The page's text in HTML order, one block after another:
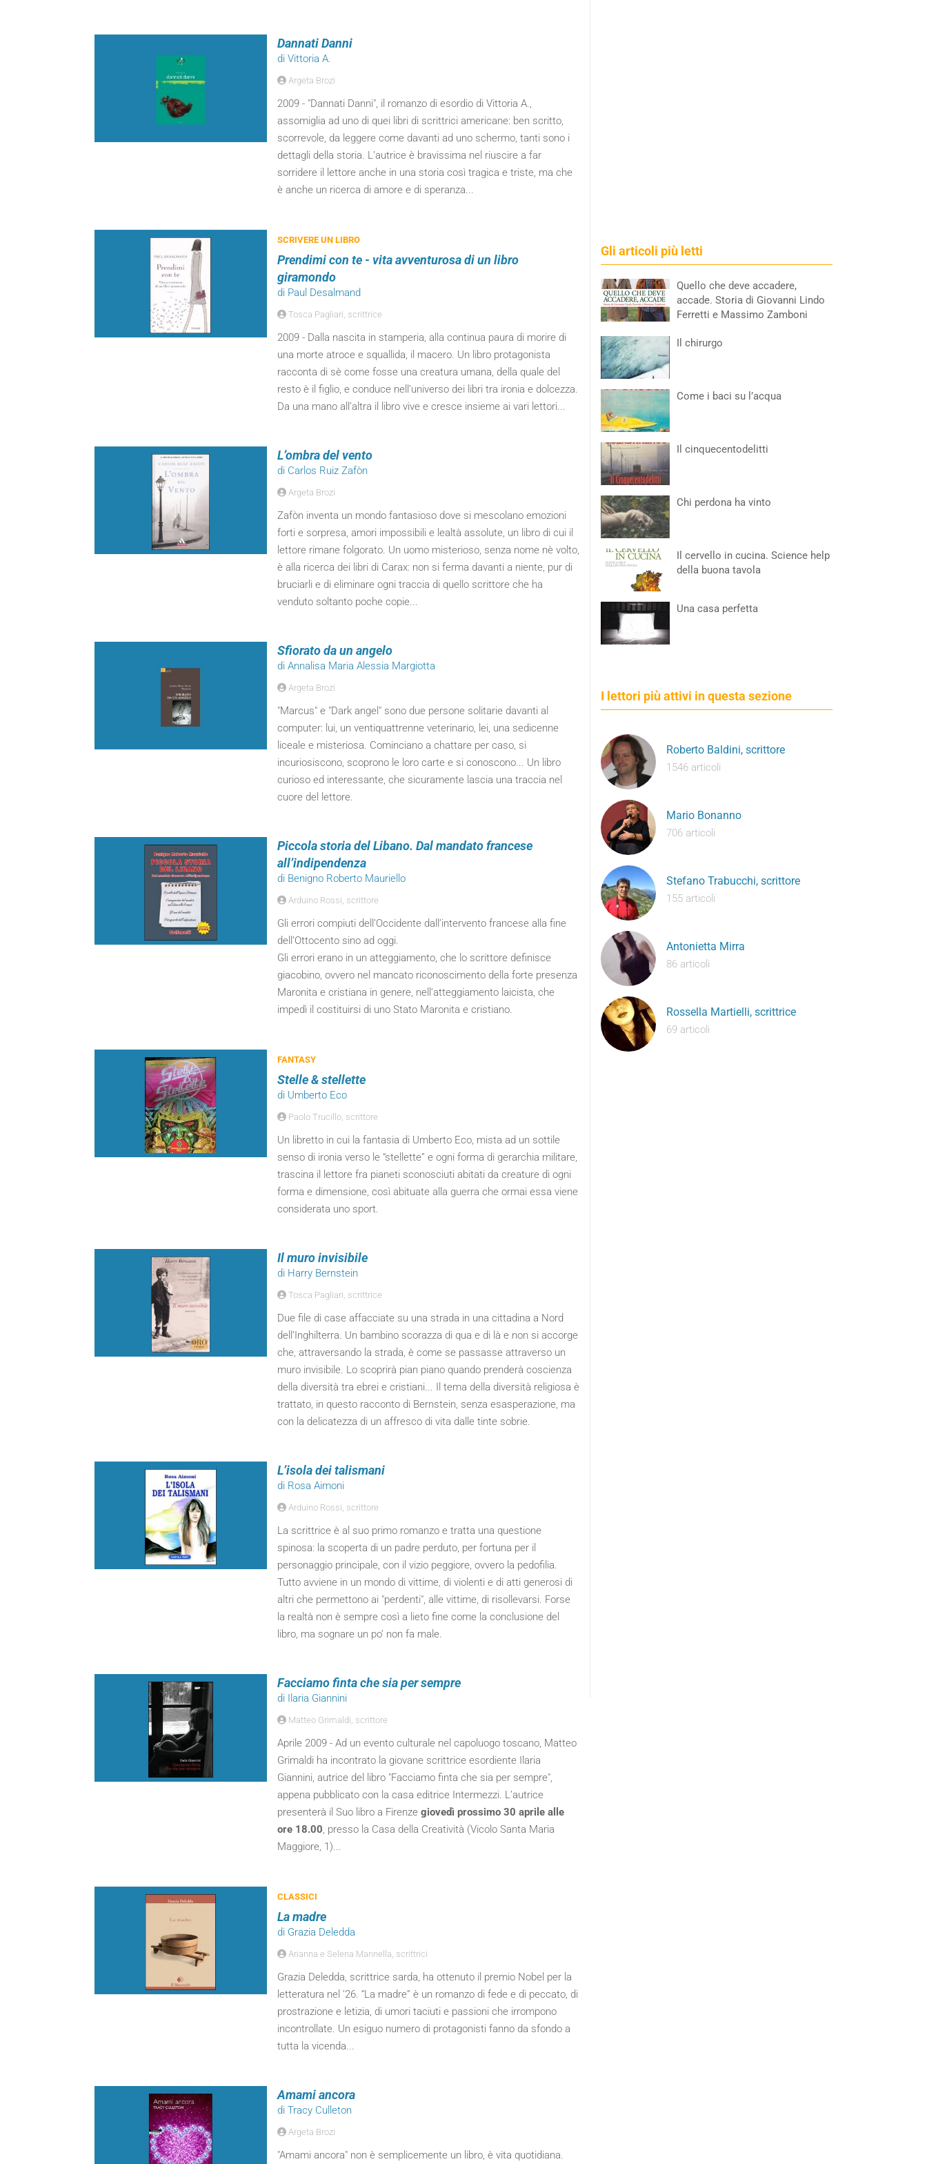
Dannati Danni
di Vittoria A.
Argeta Brozi
2009 - "Dannati Danni", il romanzo di esordio di Vittoria A.,
assomiglia ad uno di quei libri di scrittrici americane: ben scritto,
scorrevole, da leggere come davanti ad uno schermo, tanti sono i
dettagli della storia. L’autrice è bravissima nel riuscire a far
sorridere il lettore anche in una storia così tragica e triste, ma che
è anche un ricerca di amore e di speranza...
SCRIVERE UN LIBRO
Prendimi con te - vita avventurosa di un libro
giramondo
di Paul Desalmand
Tosca Pagliari, scrittrice
2009 - Dalla nascita in stamperia, alla continua paura di morire di
una morte atroce e squallida, il macero. Un libro protagonista
racconta di sè come fosse una creatura umana, della quale del
resto è il figlio, e conduce nell’universo dei libri tra ironia e dolcezza.
Da una mano all’altra il libro vive e cresce insieme ai vari lettori...
L’ombra del vento
di Carlos Ruiz Zafòn
Argeta Brozi
Zafòn inventa un mondo fantasioso dove si mescolano emozioni
forti e sorpresa, amori impossibili e lealtà assolute, un libro di cui il
lettore rimane folgorato. Un uomo misterioso, senza nome nè volto,
è alla ricerca dei libri di Carax: non si ferma davanti a niente, pur di
bruciarli e di eliminare ogni traccia di quello scrittore che ha
venduto soltanto poche copie...
Sfiorato da un angelo
di Annalisa Maria Alessia Margiotta
Argeta Brozi
"Marcus" e "Dark angel" sono due persone solitarie davanti al
computer: lui, un ventiquattrenne veterinario, lei, una sedicenne
liceale e misteriosa. Cominciano a chattare per caso, si
incuriosiscono, scoprono le loro carte e si conoscono... Un libro
curioso ed interessante, che sicuramente lascia una traccia nel
cuore del lettore.
Piccola storia del Libano. Dal mandato francese
all’indipendenza
di Benigno Roberto Mauriello
Arduino Rossi, scrittore
Gli errori compiuti dell’Occidente dall’intervento francese alla fine
dell’Ottocento sino ad oggi.
Gli errori erano in un atteggiamento, che lo scrittore definisce
giacobino, ovvero nel mancato riconoscimento della forte presenza
Maronita e cristiana in genere, nell’atteggiamento laicista, che
impedì il costituirsi di uno Stato Maronita e cristiano.
FANTASY
Stelle & stellette
di Umberto Eco
Paolo Trucillo, scrittore
Un libretto in cui la fantasia di Umberto Eco, mista ad un sottile
senso di ironia verso le “stellette” e ogni forma di gerarchia militare,
trascina il lettore fra pianeti sconosciuti abitati da creature di ogni
forma e dimensione, così abituate alla guerra che ormai essa viene
considerata uno sport.
Il muro invisibile
di Harry Bernstein
Tosca Pagliari, scrittrice
Due file di case affacciate su una strada in una cittadina a Nord
dell’Inghilterra. Un bambino scorazza di qua e di là e non si accorge
che, attraversando la strada, è come se passasse attraverso un
muro invisibile. Lo scoprirà pian piano quando prenderà coscienza
della diversità tra ebrei e cristiani... Il tema della diversità religiosa è
trattato, in questo racconto di Bernstein, senza esasperazione, ma
con la delicatezza di un affresco di vita dalle tinte sobrie.
L’isola dei talismani
di Rosa Aimoni
Arduino Rossi, scrittore
La scrittrice è al suo primo romanzo e tratta una questione
spinosa: la scoperta di un padre perduto, per fortuna per il
personaggio principale, con il vizio peggiore, ovvero la pedofilia.
Tutto avviene in un mondo di vittime, di violenti e di atti generosi di
altri che permettono ai "perdenti", alle vittime, di risollevarsi. Forse
la realtà non è sempre così a lieto fine come la conclusione del
libro, ma sognare un po’ non fa male.
Facciamo finta che sia per sempre
di Ilaria Giannini
Matteo Grimaldi, scrittore
Aprile 2009 - Ad un evento culturale nel capoluogo toscano, Matteo
Grimaldi ha incontrato la giovane scrittrice esordiente Ilaria
Giannini, autrice del libro "Facciamo finta che sia per sempre",
appena pubblicato con la casa editrice Intermezzi. L’autrice
presenterà il Suo libro a Firenze giovedì prossimo 30 aprile alle
ore 18.00, presso la Casa della Creatività (Vicolo Santa Maria
Maggiore, 1)...
CLASSICI
La madre
di Grazia Deledda
Arianna e Selena Mannella, scrittrici
Grazia Deledda, scrittrice sarda, ha ottenuto il premio Nobel per la
letteratura nel ’26. “La madre” è un romanzo di fede e di peccato, di
prostrazione e letizia, di umori taciuti e passioni che irrompono
incontrollate. Un esiguo numero di protagonisti fanno da sfondo a
tutta la vicenda...
Amami ancora
di Tracy Culleton
Argeta Brozi
"Amami ancora" non è semplicemente un libro, è vita quotidiana.
Gli articoli più letti
Quello che deve accadere,
accade. Storia di Giovanni Lindo
Ferretti e Massimo Zamboni
Il chirurgo
Come i baci su l’acqua
Il cinquecentodelitti
Chi perdona ha vinto
Il cervello in cucina. Science help
della buona tavola
Una casa perfetta
I lettori più attivi in questa sezione
Roberto Baldini, scrittore
1546 articoli
Mario Bonanno
706 articoli
Stefano Trabucchi, scrittore
155 articoli
Antonietta Mirra
86 articoli
Rossella Martielli, scrittrice
69 articoli